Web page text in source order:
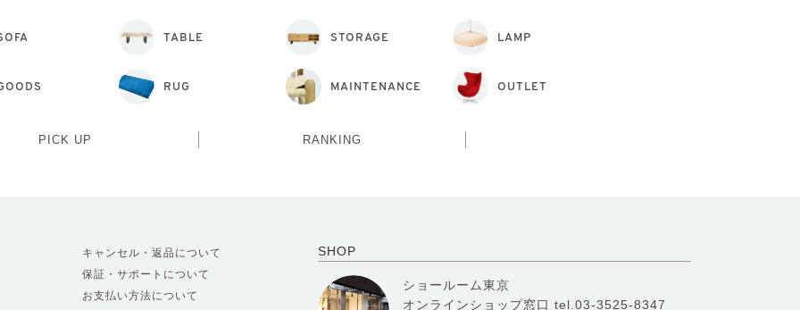
TABLE STORAGE LAMP
RUG MAINTENANCE OUTLET
PICK UP RANKING
SHOP
ショールーム東京
オンラインショップ窓口 tel.03-3525-8347
キャンセル・返品について
保証・サポートについて
お支払い方法について